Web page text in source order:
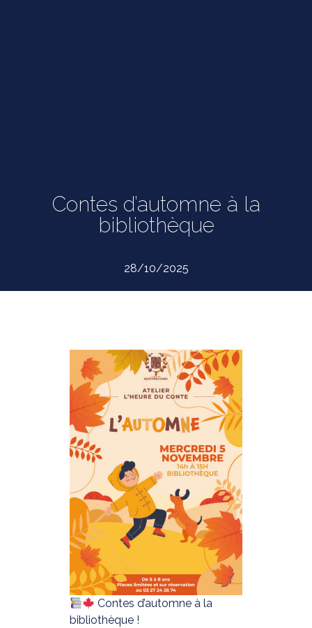
Contes d’automne à la
bibliothèque
28/10/2025
Contes d’automne à la
bibliothèque !